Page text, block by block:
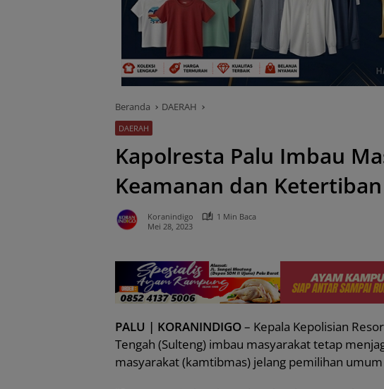
Beranda DAERAH
DAERAH
Kapolresta Palu Imbau
Keamanan dan Ketertiban
Koranindigo
1 Min Baca
Mei 28, 2023
PALU | KORANINDIGO– Kepala Kepolisian
Tengah (Sulteng) imbau masyarakat tetap
masyarakat (kamtibmas) jelang pemilihan